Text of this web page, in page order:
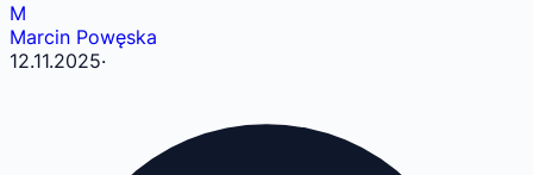
M
Marcin Powęska
12.11.2025·